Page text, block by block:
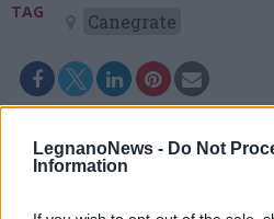
LegnanoNews - Do Not
Information
TAG Canegrate